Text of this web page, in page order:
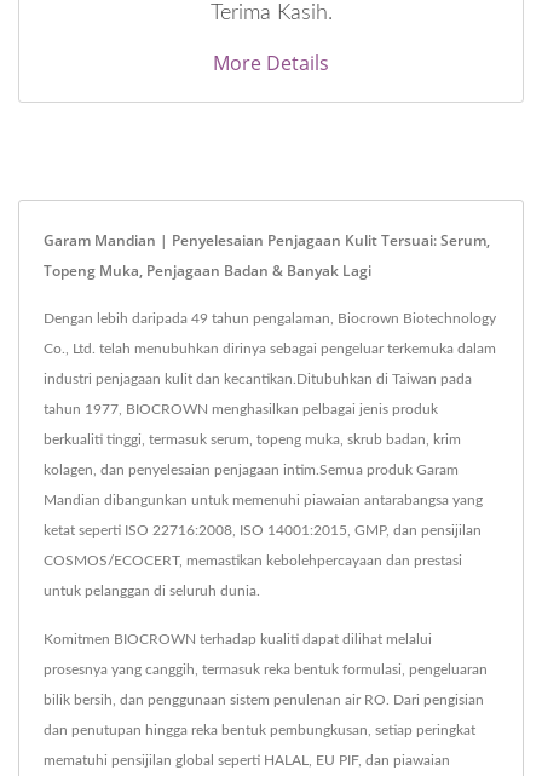
Terima Kasih.
More Details
Garam Mandian | Penyelesaian Penjagaan Kulit Tersuai: Serum,
Topeng Muka, Penjagaan Badan & Banyak Lagi
Dengan lebih daripada 49 tahun pengalaman, Biocrown Biotechnology
Co., Ltd. telah menubuhkan dirinya sebagai pengeluar terkemuka dalam
industri penjagaan kulit dan kecantikan.Ditubuhkan di Taiwan pada
tahun 1977, BIOCROWN menghasilkan pelbagai jenis produk
berkualiti tinggi, termasuk serum, topeng muka, skrub badan, krim
kolagen, dan penyelesaian penjagaan intim.Semua produk Garam
Mandian dibangunkan untuk memenuhi piawaian antarabangsa yang
ketat seperti ISO 22716:2008, ISO 14001:2015, GMP, dan pensijilan
COSMOS/ECOCERT, memastikan kebolehpercayaan dan prestasi
untuk pelanggan di seluruh dunia.
Komitmen BIOCROWN terhadap kualiti dapat dilihat melalui
prosesnya yang canggih, termasuk reka bentuk formulasi, pengeluaran
bilik bersih, dan penggunaan sistem penulenan air RO. Dari pengisian
dan penutupan hingga reka bentuk pembungkusan, setiap peringkat
mematuhi pensijilan global seperti HALAL, EU PIF, dan piawaian